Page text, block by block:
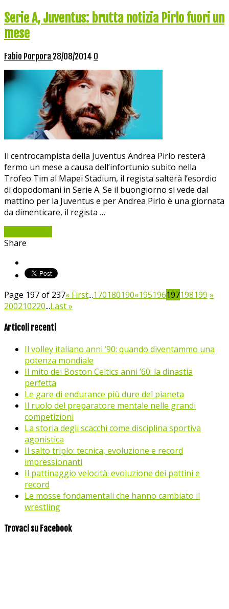
Serie A, Juventus: brutta notizia Pirlo fuori un
mese
Fabio Porpora 28/08/2014 0
Il centrocampista della Juventus Andrea Pirlo resterà
fermo un mese a causa dell’infortunio subito nella
Trofeo Tim al Mapei Stadium, il regista salterà l’esordio
di dopodomani in Serie A. Se il buongiorno si vede dal
mattino per la Juventus e per Andrea Pirlo è una giornata
da dimenticare, il regista …
Share
Page 197 of 237« First...170180190«195196197198199 »
200210220...Last »
Articoli recenti
Il volley italiano anni ’90: quando diventammo una
potenza mondiale
Il mito dei Boston Celtics anni ’60: la dinastia
perfetta
Le gare di endurance più dure del pianeta
Il ruolo del preparatore mentale nelle grandi
competizioni
La storia degli scacchi come disciplina sportiva
agonistica
Il salto triplo: tecnica, evoluzione e record
impressionanti
Il pattinaggio velocità: evoluzione dei pattini e
record
Le mosse fondamentali che hanno cambiato il
wrestling
Trovaci su Facebook